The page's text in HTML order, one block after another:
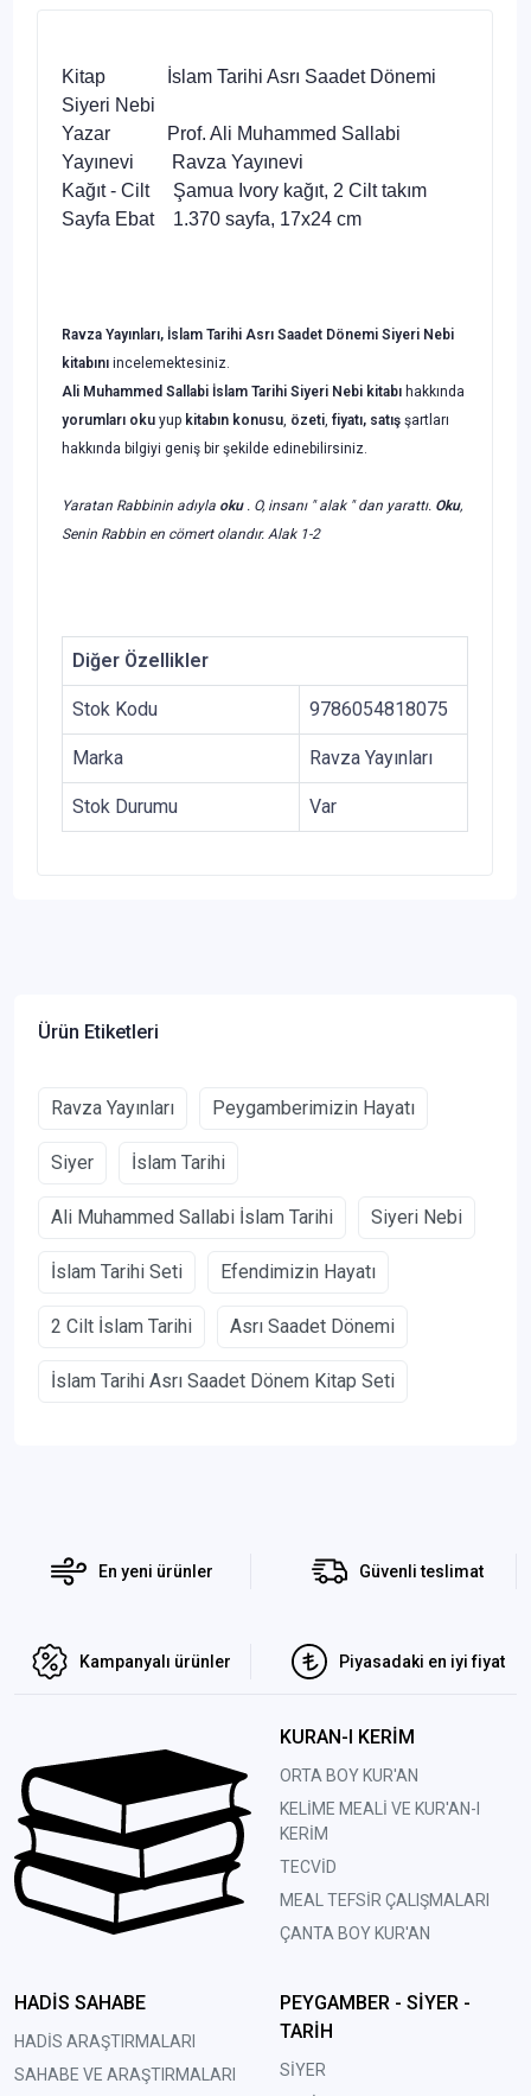
Kitap İslam Tarihi Asrı Saadet Dönemi
Siyeri Nebi
Yazar Prof. Ali Muhammed Sallabi
Yayınevi Ravza Yayınevi
Kağıt - Cilt Şamua Ivory kağıt, 2 Cilt takım
Sayfa Ebat 1.370 sayfa, 17x24 cm
Ravza Yayınları, İslam Tarihi Asrı Saadet Dönemi Siyeri Nebi
kitabını incelemektesiniz.
Ali Muhammed Sallabi İslam Tarihi Siyeri Nebi kitabı hakkında
yorumları oku yup kitabın konusu, özeti, fiyatı, satış şartları
hakkında bilgiyi geniş bir şekilde edinebilirsiniz.
Yaratan Rabbinin adıyla oku. O, insanı " alak " dan yarattı. Oku,
Senin Rabbin en cömert olandır. Alak 1-2
Diğer Özellikler
Stok Kodu 9786054818075
Marka Ravza Yayınları
Stok Durumu Var
Ürün Etiketleri
Ravza Yayınları Peygamberimizin Hayatı
Siyer İslam Tarihi
Ali Muhammed Sallabi İslam Tarihi Siyeri Nebi
İslam Tarihi Seti Efendimizin Hayatı
2 Cilt İslam Tarihi Asrı Saadet Dönemi
İslam Tarihi Asrı Saadet Dönem Kitap Seti
En yeni ürünler Güvenli teslimat
Kampanyalı ürünler Piyasadaki en iyi fiyat
KURAN-I KERİM
ORTA BOY KUR'AN
KELİME MEALİ VE KUR'AN-I
KERİM
TECVİD
MEAL TEFSİR ÇALIŞMALARI
ÇANTA BOY KUR'AN
HADİS SAHABE
HADİS ARAŞTIRMALARI
SAHABE VE ARAŞTIRMALARI
PEYGAMBER - SİYER -
TARİH
SİYER